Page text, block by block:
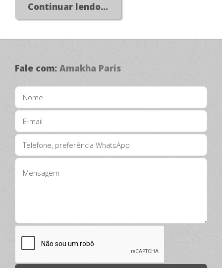
Investimento!
Continuar lendo...
Fale com: Amakha Paris